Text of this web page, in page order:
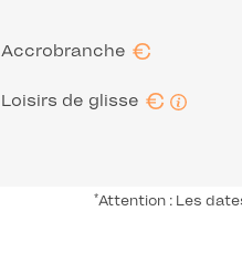
Accrobranche €
Loisirs de glisse €
*Attention : Les